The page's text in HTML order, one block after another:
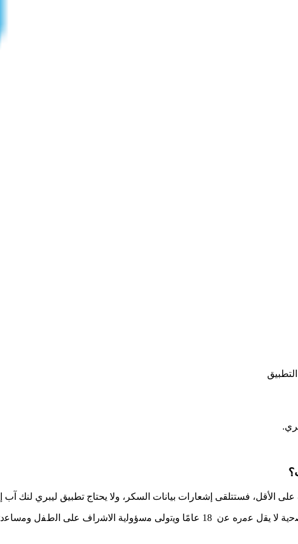
الأقل، فستتلقى إشعارات بيانات السكر، ولا يحتاج تطبيق ليبري لنك آب